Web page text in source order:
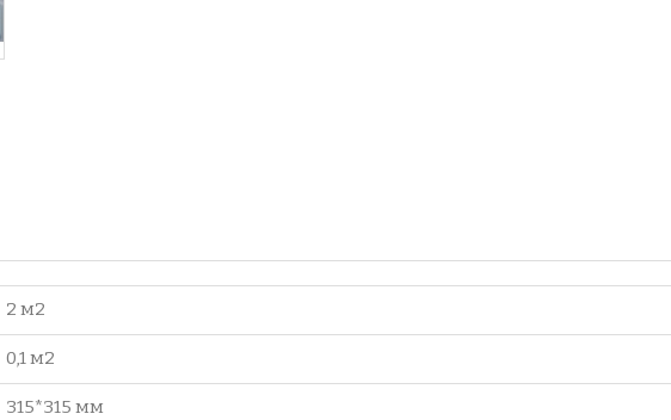
2 м2
0,1 м2
315*315 мм